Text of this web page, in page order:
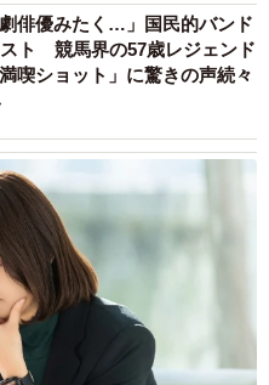
劇俳優みたく…」国民的バンド
ト 競馬界の57歳レジェンド
喫ショット」に驚きの声続々